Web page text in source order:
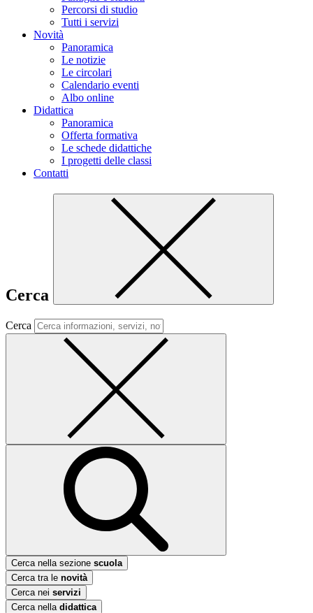
Percorsi di studio
Tutti i servizi
Novità
Panoramica
Le notizie
Le circolari
Calendario eventi
Albo online
Didattica
Panoramica
Offerta formativa
Le schede didattiche
I progetti delle classi
Contatti
Cerca
Cerca
Cerca nella sezione scuola
Cerca tra le novità
Cerca nei servizi
Cerca nella didattica